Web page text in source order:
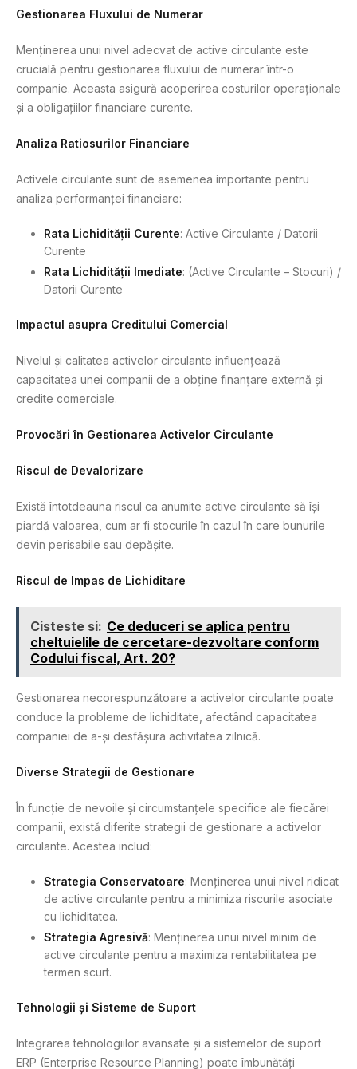
Gestionarea Fluxului de Numerar
Menținerea unui nivel adecvat de active circulante este
crucială pentru gestionarea fluxului de numerar într-o
companie. Aceasta asigură acoperirea costurilor operaționale
și a obligațiilor financiare curente.
Analiza Ratiosurilor Financiare
Activele circulante sunt de asemenea importante pentru
analiza performanței financiare:
Rata Lichidității Curente: Active Circulante / Datorii
Curente
Rata Lichidității Imediate: (Active Circulante – Stocuri) /
Datorii Curente
Impactul asupra Creditului Comercial
Nivelul și calitatea activelor circulante influențează
capacitatea unei companii de a obține finanțare externă și
credite comerciale.
Provocări în Gestionarea Activelor Circulante
Riscul de Devalorizare
Există întotdeauna riscul ca anumite active circulante să își
piardă valoarea, cum ar fi stocurile în cazul în care bunurile
devin perisabile sau depășite.
Riscul de Impas de Lichiditare
Cisteste si: Ce deduceri se aplica pentru
cheltuielile de cercetare-dezvoltare conform
Codului fiscal, Art. 20?
Gestionarea necorespunzătoare a activelor circulante poate
conduce la probleme de lichiditate, afectând capacitatea
companiei de a-și desfășura activitatea zilnică.
Diverse Strategii de Gestionare
În funcție de nevoile și circumstanțele specifice ale fiecărei
companii, există diferite strategii de gestionare a activelor
circulante. Acestea includ:
Strategia Conservatoare: Menținerea unui nivel ridicat
de active circulante pentru a minimiza riscurile asociate
cu lichiditatea.
Strategia Agresivă: Menținerea unui nivel minim de
active circulante pentru a maximiza rentabilitatea pe
termen scurt.
Tehnologii și Sisteme de Suport
Integrarea tehnologiilor avansate și a sistemelor de suport
ERP (Enterprise Resource Planning) poate îmbunătăți